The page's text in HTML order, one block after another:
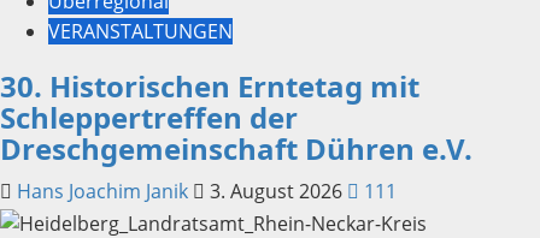
VERANSTALTUNGEN
30. Historischen Erntetag mit
Schleppertreffen der
Dreschgemeinschaft Dühren e.V.
Hans Joachim Janik 3. August 2026 111